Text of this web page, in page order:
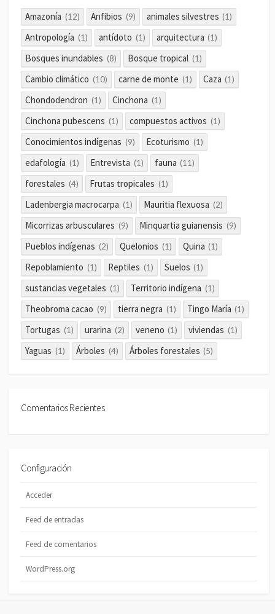
Amazonía (12) Anfibios (9) animales silvestres (1)
Antropología (1) antídoto (1) arquitectura (1)
Bosques inundables (8) Bosque tropical (1)
Cambio climático (10) carne de monte (1) Caza (1)
Chondodendron (1) Cinchona (1)
Cinchona pubescens (1) compuestos activos (1)
Conocimientos indígenas (9) Ecoturismo (1)
edafología (1) Entrevista (1) fauna (11)
forestales (4) Frutas tropicales (1)
Ladenbergia macrocarpa (1) Mauritia flexuosa (2)
Micorrizas arbusculares (9) Minquartia guianensis (9)
Pueblos indígenas (2) Quelonios (1) Quina (1)
Repoblamiento (1) Reptiles (1) Suelos (1)
sustancias vegetales (1) Territorio indígena (1)
Theobroma cacao (9) tierra negra (1) Tingo María (1)
Tortugas (1) urarina (2) veneno (1) viviendas (1)
Yaguas (1) Árboles (4) Árboles forestales (5)
Comentarios Recientes
Configuración
Acceder
Feed de entradas
Feed de comentarios
WordPress.org